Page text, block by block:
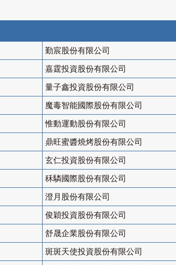
勤宸股份有限公司
嘉霆投資股份有限公司
量子鑫投資股份有限公司
魔毒智能國際股份有限公司
惟動運動股份有限公司
鼎旺蜜醬燒烤股份有限公司
玄仁投資股份有限公司
秝驎國際股份有限公司
澄月股份有限公司
俊穎投資股份有限公司
舒晟企業股份有限公司
斑斑天使投資股份有限公司